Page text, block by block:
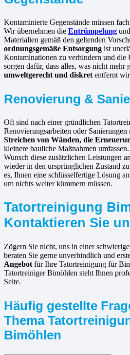
Kontaminierte Gegenstände müssen
Wir übernehmen die Entrümpelung
Materialien gemäß den geltenden
ordnungsgemäße Entsorgung ist
Kontaminationen zu verhindern und die
sorgen dafür, dass alles, was nicht mehr
umweltgerecht und diskret entfernt
Renovierung &
Oft sind nach einer gründlichen
Renovierungsarbeiten oder
Streichen von Wänden, die
kleinere bauliche Maßnahmen
Wunsch diese zusätzlichen Leistungen
wieder in den ursprünglichen Zustand
es, Ihnen eine schlüsselfertige Lösung
um nichts weiter kümmern müssen.
Tatortreinigung
Kontaktieren Sie
Zögern Sie nicht, uns in einer
beraten Sie gerne unverbindlich und
Angebot für Ihre Tatortreinigung für
Tatortreiniger Bimöhlen steht Ihnen
Seite.
Häufig gestellte
Thema
Bimöhlen